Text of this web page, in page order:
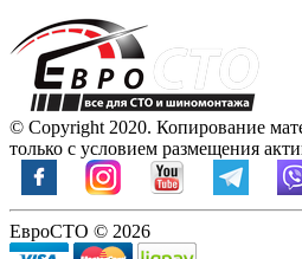
© Copyright 2020. Копирование
только с условием размещения
ЕвроСТО © 2026